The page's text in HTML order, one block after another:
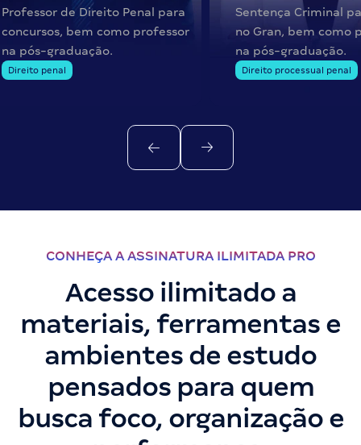
Professor de Direito Penal para
concursos, bem como professor
na pós-graduação.
Direito penal
Sentença Criminal
no Gran, bem como
na pós-graduação.
Direito processual penal
CONHEÇA A ASSINATURA ILIMITADA PRO
Acesso ilimitado a
materiais, ferramentas e
ambientes de estudo
pensados para quem
busca foco, organização e